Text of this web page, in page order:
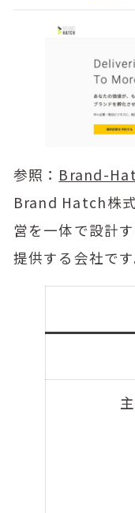
参照： Brand-
Brand Hatch株
営を一体で設計
提供する会社です